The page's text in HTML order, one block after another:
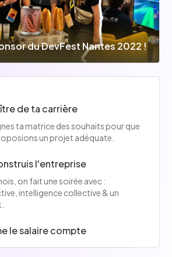
du DevFest Nantes 2022 !
de ta carrière
ta matrice des souhaits pour que
un projet adéquate.
l'entreprise
on fait une soirée avec :
intelligence collective & un
le salaire compte
un gap salarial !